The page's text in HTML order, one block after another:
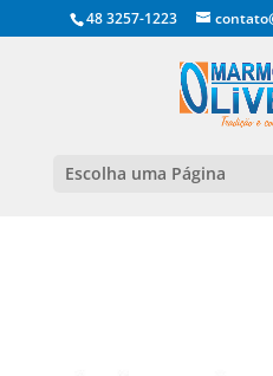
48 3257-1223
Escolha uma Página